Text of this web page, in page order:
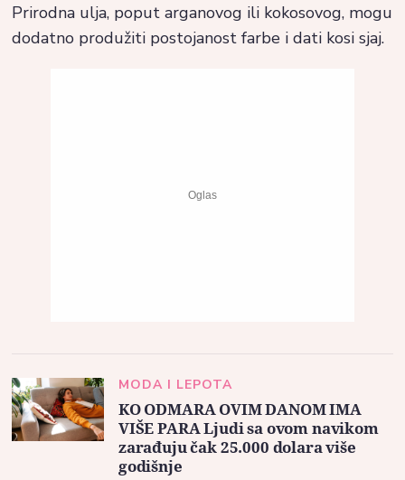
Prirodna ulja, poput arganovog ili kokosovog, mogu
dodatno produžiti postojanost farbe i dati kosi sjaj.
MODA I LEPOTA
KO ODMARA OVIM DANOM IMA
VIŠE PARA Ljudi sa ovom navikom
zarađuju čak 25.000 dolara više
godišnje